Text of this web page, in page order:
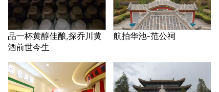
品一杯黄醇佳酿,探乔川黄
酒前世今生
航拍华池-范公祠